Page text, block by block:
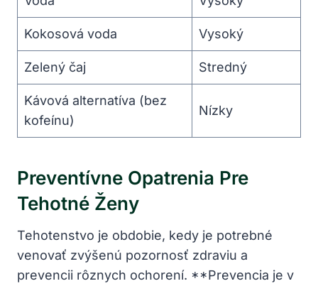
Kokosová voda Vysoký
Zelený‍ čaj Stredný
Kávová‍ alternatíva (bez​
kofeínu)
Nízky
Preventívne Opatrenia Pre
Tehotné ‌ženy
Tehotenstvo je obdobie, kedy je‍ potrebné‍
venovať ‍zvýšenú pozornosť‌ zdraviu a⁣
prevencii rôznych ‌ochorení. **Prevencia je v